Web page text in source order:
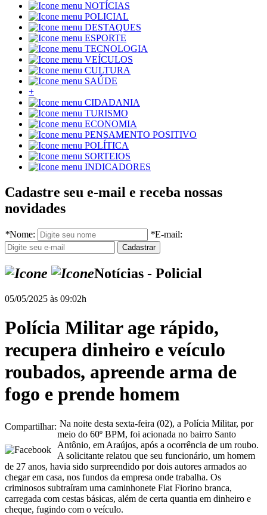
NOTÍCIAS
POLICIAL
DESTAQUES
ESPORTE
TECNOLOGIA
VEÍCULOS
CULTURA
SAÚDE
+
CIDADANIA
TURISMO
ECONOMIA
PENSAMENTO POSITIVO
POLÍTICA
SORTEIOS
INDICADORES
Cadastre seu e-mail e receba nossas
novidades
*Nome: *E-mail:
Notícias - Policial
05/05/2025 às 09:02h
Polícia Militar age rápido,
recupera dinheiro e veículo
roubados, apreende arma de
fogo e prende homem
Compartilhar: Na noite desta sexta-feira (02), a Polícia Militar, por
meio do 60º BPM, foi acionada no bairro Santo
Antônio, em Araújos, após a ocorrência de um roubo.
A solicitante relatou que seu funcionário, um homem
de 27 anos, havia sido surpreendido por dois autores armados ao
chegar em casa, nos fundos da empresa onde trabalha. Os
criminosos subtraíram uma caminhonete Fiat Fiorino branca,
carregada com cestas básicas, além de certa quantia em dinheiro e
cheque, fugindo com o veículo.